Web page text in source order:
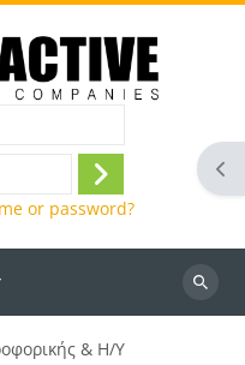
Log
in
or password?
Search
& Η/Υ